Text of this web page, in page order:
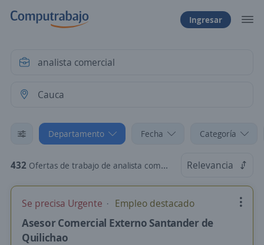
Ingresar
Departamento Fecha Categoría
432 Ofertas de trabajo de analista comercial en Cauca Relevancia
Se precisa Urgente Empleo destacado
Asesor Comercial Externo Santander de
Quilichao